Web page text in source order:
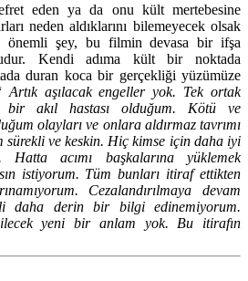
eden ya da onu kült mertebesine
neden aldıklarını bilemeyecek olsak
önemli şey, bu filmin devasa bir ifşa
Kendi adıma kült bir noktada
duran koca bir gerçekliği yüzümüze
Artık aşılacak engeller yok. Tek ortak
bir akıl hastası olduğum. Kötü ve
olayları ve onlara aldırmaz tavrımı
sürekli ve keskin. Hiç kimse için daha iyi
acımı başkalarına yüklemek
istiyorum. Tüm bunları itiraf ettikten
Cezalandırılmaya devam
daha derin bir bilgi edinemiyorum.
yeni bir anlam yok. Bu itirafın